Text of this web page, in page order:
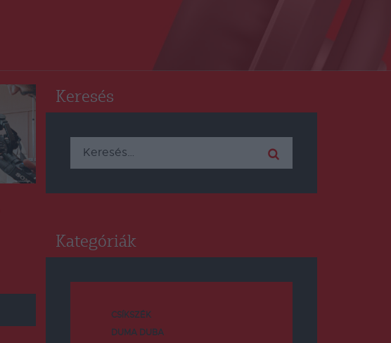
Keresés
Keresés:
Kategóriák
CSÍKSZÉK
DUMA DUBA